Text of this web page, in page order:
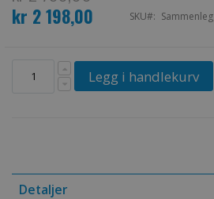
Spesialpris
kr 2 198,00 SKU
Legg i handlekurv
Detaljer